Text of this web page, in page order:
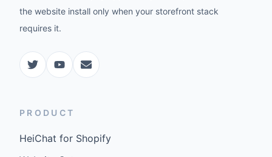
the website install only when your storefront stack
requires it.
PRODUCT
HeiChat for Shopify